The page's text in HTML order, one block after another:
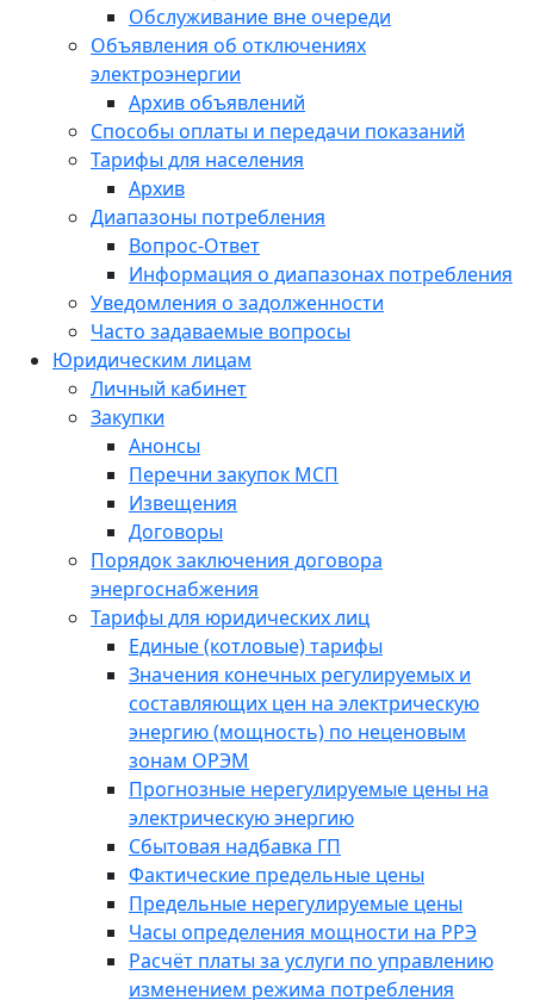
Обслуживание вне очереди
Объявления об отключениях
электроэнергии
Архив объявлений
Способы оплаты и передачи показаний
Тарифы для населения
Архив
Диапазоны потребления
Вопрос-Ответ
Информация о диапазонах потребления
Уведомления о задолженности
Часто задаваемые вопросы
Юридическим лицам
Личный кабинет
Закупки
Анонсы
Перечни закупок МСП
Извещения
Договоры
Порядок заключения договора
энергоснабжения
Тарифы для юридических лиц
Единые (котловые) тарифы
Значения конечных регулируемых и
составляющих цен на электрическую
энергию (мощность) по неценовым
зонам ОРЭМ
Прогнозные нерегулируемые цены на
электрическую энергию
Сбытовая надбавка ГП
Фактические предельные цены
Предельные нерегулируемые цены
Часы определения мощности на РРЭ
Расчёт платы за услуги по управлению
изменением режима потребления